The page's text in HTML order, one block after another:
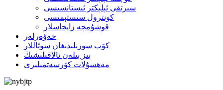
سىرتقى ئېلېكتر ئىستانسىسى
كونترول سىستېمىسى
قوشۇمچە زاپچاسلار
خەۋەرلەر
كۆپ سورىلىدىغان سوئاللار
بىز بىلەن ئالاقىلىشىڭ
مەھسۇلات كۆرسەتمىلىرى